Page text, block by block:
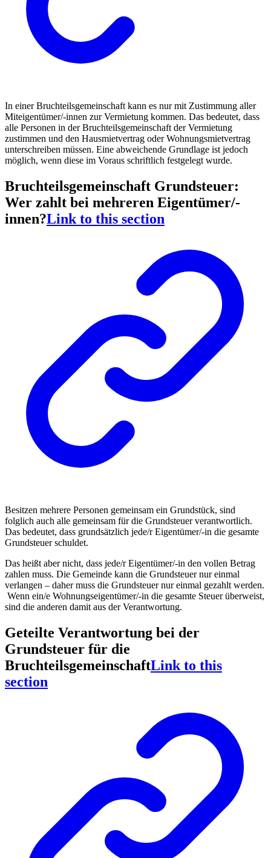
In einer Bruchteilsgemeinschaft kann es nur mit Zustimmung aller
Miteigentümer/-innen zur Vermietung kommen. Das bedeutet, dass
alle Personen in der Bruchteilsgemeinschaft der Vermietung
zustimmen und den Hausmietvertrag oder Wohnungsmietvertrag
unterschreiben müssen. Eine abweichende Grundlage ist jedoch
möglich, wenn diese im Voraus schriftlich festgelegt wurde.
Bruchteilsgemeinschaft Grundsteuer:
Wer zahlt bei mehreren Eigentümer/-
innen?Link to this section
Besitzen mehrere Personen gemeinsam ein Grundstück, sind
folglich auch alle gemeinsam für die Grundsteuer verantwortlich.
Das bedeutet, dass grundsätzlich jede/r Eigentümer/-in die gesamte
Grundsteuer schuldet.
Das heißt aber nicht, dass jede/r Eigentümer/-in den vollen Betrag
zahlen muss. Die Gemeinde kann die Grundsteuer nur einmal
verlangen – daher muss die Grundsteuer nur einmal gezahlt werden.
Wenn ein/e Wohnungseigentümer/-in die gesamte Steuer überweist,
sind die anderen damit aus der Verantwortung.
Geteilte Verantwortung bei der
Grundsteuer für die
BruchteilsgemeinschaftLink to this
section